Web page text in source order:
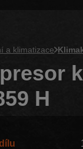
a klimatizace
H